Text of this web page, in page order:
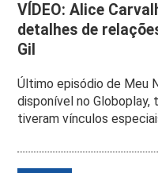
VÍDEO: Alice
detalhes de
Gil
Último episódio de Meu
disponível no
tiveram vínculos